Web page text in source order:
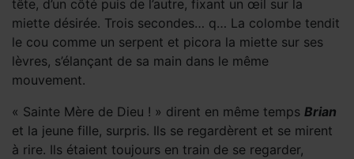
tête, d’un côté puis de l’autre, fixant un œil sur la
miette désirée. Trois secondes… q… La colombe tendit
le cou comme un serpent et picora la miette sur ses
lèvres, s’élançant de sa main dans le même
mouvement.
« Sainte Mère de Dieu ! » dirent en même temps Brian
et la jeune fille, surpris. Ils se regardèrent et se mirent
à rire. Ils étaient toujours en train de se regarder,